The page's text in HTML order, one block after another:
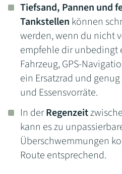
Tiefsand, Pannen und
Tankstellen können
werden, wenn du nicht
empfehle dir unbedingt
Fahrzeug, GPS-
ein Ersatzrad und genug
und Essensvorräte.
In derRegenzeit
kann es zu
Überschwemmungen
Route entsprechend.